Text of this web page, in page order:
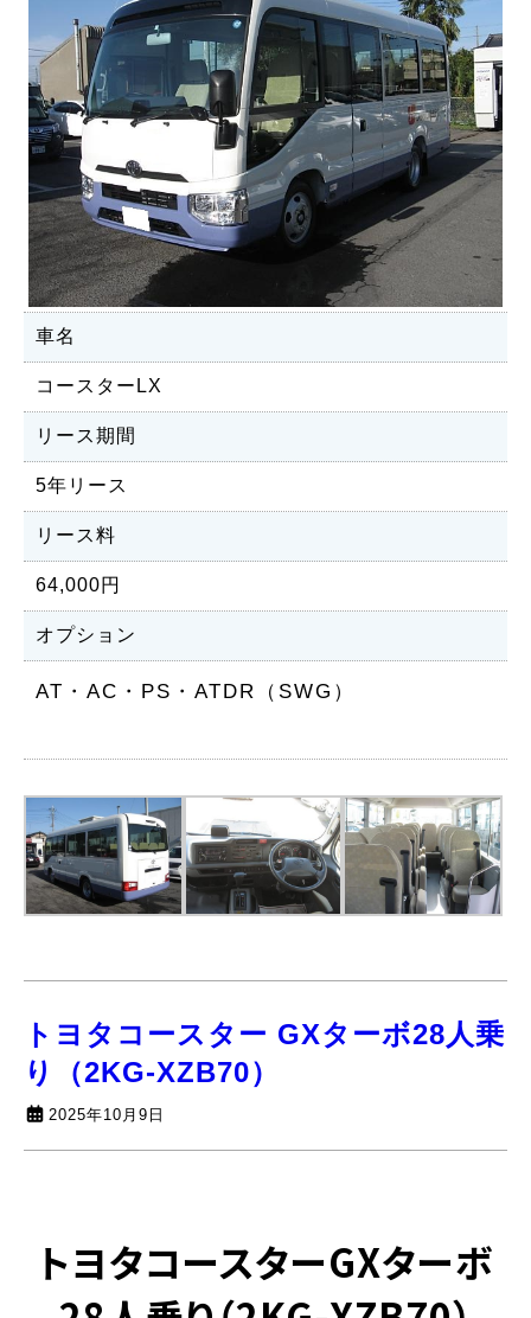
車名
コースターLX
リース期間
5年リース
リース料
64,000円
オプション
AT・AC・PS・ATDR（SWG）
トヨタコースター GXターボ28人乗
り（2KG-XZB70）
2025年10月9日
トヨタコースターGXターボ